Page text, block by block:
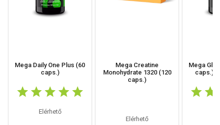
Mega Daily One Plus (60
caps.)
Elérhető
Mega Creatine
Monohydrate 1320 (120
caps.)
Elérhető
Mega
caps.)